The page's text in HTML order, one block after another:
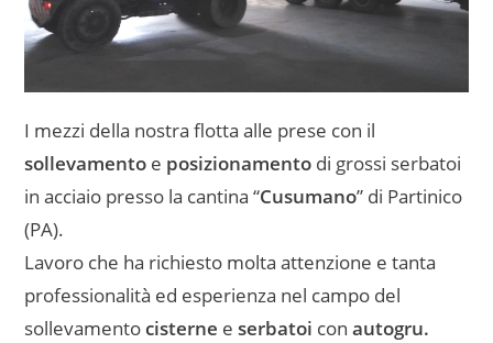
I mezzi della nostra flotta alle prese con il
sollevamento e posizionamento di grossi serbatoi
in acciaio presso la cantina “Cusumano” di Partinico
(PA).
Lavoro che ha richiesto molta attenzione e tanta
professionalità ed esperienza nel campo del
sollevamentocisterne eserbatoi conautogru.